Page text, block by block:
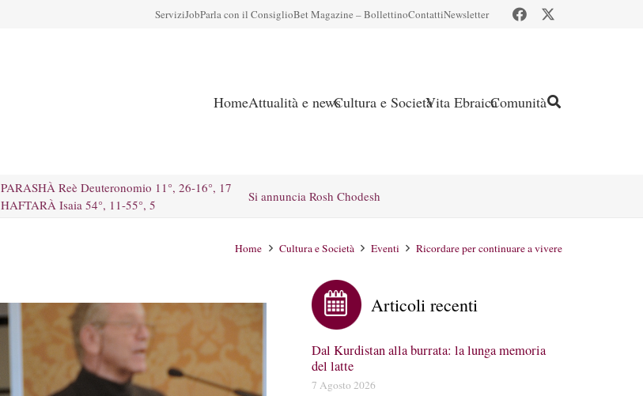
ServiziJobParla con il ConsiglioBet Magazine – BollettinoContattiNewsletter
HomeAttualità e newsCultura e SocietàVita EbraicaComunità
PARASHÀ Reè Deuteronomio 11°, 26-16°, 17
HAFTARÀ Isaia 54°, 11-55°, 5
Si annuncia Rosh Chodesh
Home Cultura e Società Eventi Ricordare per continuare a vivere
Articoli recenti
Dal Kurdistan alla burrata: la lunga memoria
del latte
7 Agosto 2026